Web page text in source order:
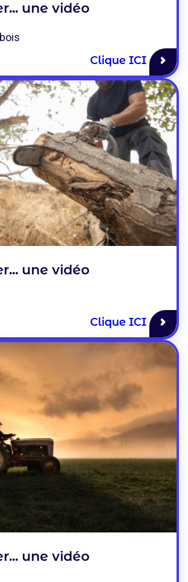
une vidéo
Clique ICI
une vidéo
Clique ICI
une vidéo